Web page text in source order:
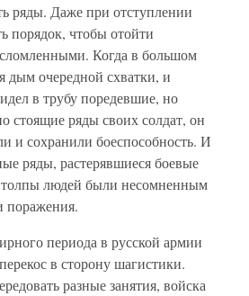
ряды. Даже при отступлении
порядок, чтобы отойти
Когда в большом
дым очередной схватки, и
в трубу поредевшие, но
стоящие ряды своих солдат, он
и сохранили боеспособность. И
ряды, растерявшиеся боевые
толпы людей были несомненным
поражения.
периода в русской армии
в сторону шагистики.
разные занятия, войска